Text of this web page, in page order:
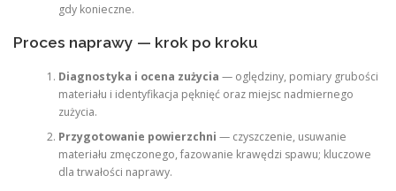
gdy konieczne.
Proces naprawy — krok po kroku
Diagnostyka i ocena zużycia — oględziny, pomiary grubości
materiału i identyfikacja pęknięć oraz miejsc nadmiernego
zużycia.
Przygotowanie powierzchni — czyszczenie, usuwanie
materiału zmęczonego, fazowanie krawędzi spawu; kluczowe
dla trwałości naprawy.